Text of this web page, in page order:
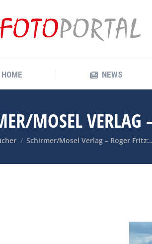
HOME NEWS
MOSEL VERLAG
sich hier:Schirmer/Mosel Verlag – Roger
HOME NEWS